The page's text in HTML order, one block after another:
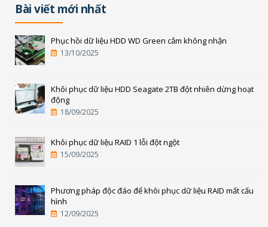
Bài viết mới nhất
Phục hồi dữ liệu HDD WD Green cắm không nhận
13/10/2025
Khôi phục dữ liệu HDD Seagate 2TB đột nhiên dừng hoạt
động
18/09/2025
Khôi phục dữ liệu RAID 1 lỗi đột ngột
15/09/2025
Phương pháp độc đáo để khôi phục dữ liệu RAID mất cấu
hình
12/09/2025